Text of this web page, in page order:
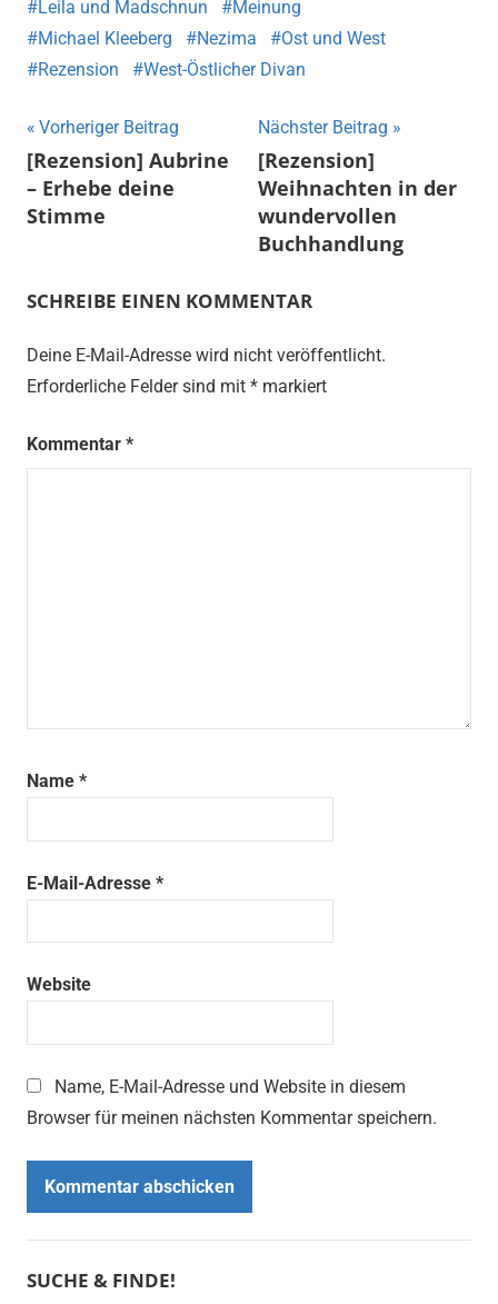
Leila und Madschnun
Meinung
Michael Kleeberg
Nezima
Ost und West
Rezension
West-Östlicher Divan
Beitragsnavigation
Vorheriger Beitrag
[Rezension] Aubrine
– Erhebe deine
Stimme
Nächster Beitrag
[Rezension]
Weihnachten in der
wundervollen
Buchhandlung
SCHREIBE EINEN KOMMENTAR
Deine E-Mail-Adresse wird nicht veröffentlicht.
Erforderliche Felder sind mit * markiert
Kommentar *
Name *
E-Mail-Adresse *
Website
Name, E-Mail-Adresse und Website in diesem
Browser für meinen nächsten Kommentar speichern.
SUCHE & FINDE!